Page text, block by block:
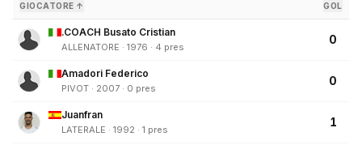
GIOCATORE ↑ GOL
.COACH Busato Cristian
ALLENATORE · 1976 · 4 pres
0
Amadori Federico
PIVOT · 2007 · 0 pres
0
Juanfran
LATERALE · 1992 · 1 pres
1